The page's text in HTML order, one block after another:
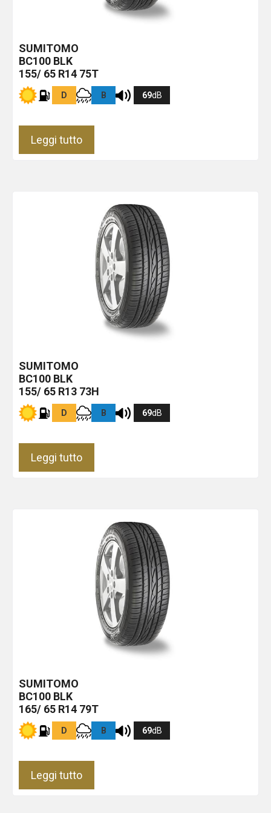
SUMITOMO
BC100 BLK
155/ 65 R14 75T
D B 69dB
Leggi tutto
SUMITOMO
BC100 BLK
155/ 65 R13 73H
D B 69dB
Leggi tutto
SUMITOMO
BC100 BLK
165/ 65 R14 79T
D B 69dB
Leggi tutto